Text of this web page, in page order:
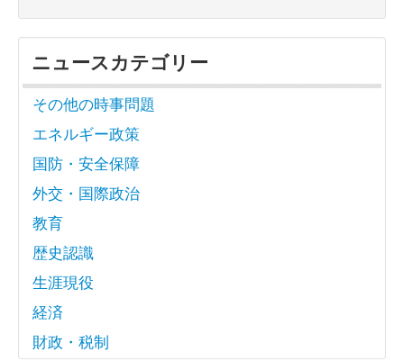
ニュースカテゴリー
その他の時事問題
エネルギー政策
国防・安全保障
外交・国際政治
教育
歴史認識
生涯現役
経済
財政・税制